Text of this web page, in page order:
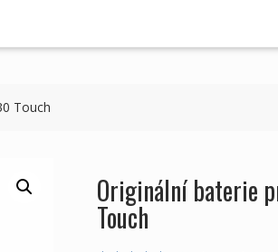
Touch
Originální baterie
Touch